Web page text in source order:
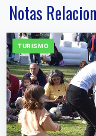
Notas
TURISMO